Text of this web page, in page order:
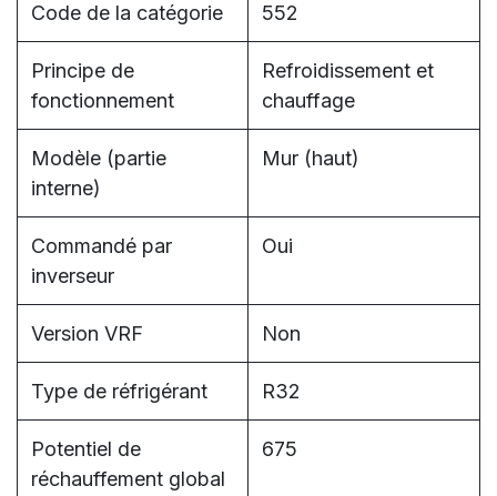
Code de la catégorie 552
Principe de
fonctionnement
Refroidissement et
chauffage
Modèle (partie
interne)
Mur (haut)
Commandé par
inverseur
Oui
Version VRF Non
Type de réfrigérant R32
Potentiel de
réchauffement global
675